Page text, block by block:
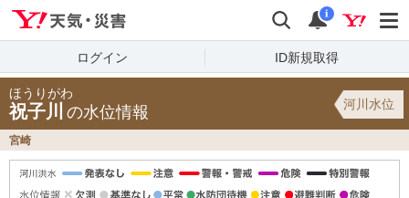
検索 通知
i
ログイン ID新規取得
ほうりがわ
祝子川 の水位情報 河川水位
宮崎